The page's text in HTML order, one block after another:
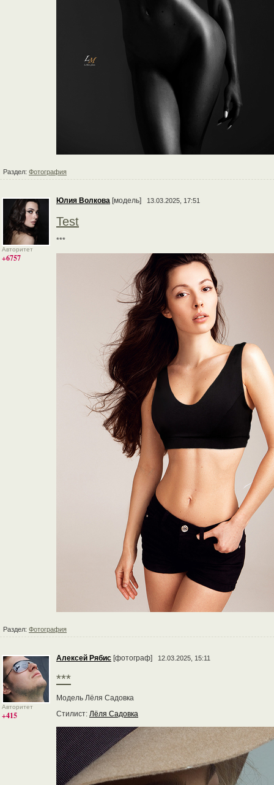
Раздел: Фотография
Авторитет
+6757
Юлия Волкова [модель] 13.03.2025, 17:51
Test
***
Раздел: Фотография
Авторитет
+415
Алексей Рябис [фотограф] 12.03.2025, 15:11
***
Модель Лёля Садовка
Стилист: Лёля Садовка